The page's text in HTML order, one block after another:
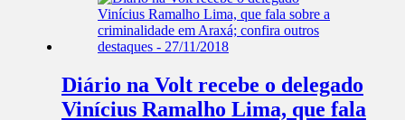
Diário na Volt recebe o delegado
Vinícius Ramalho Lima, que fala